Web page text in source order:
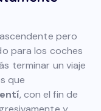
pero
para los coches
terminar un viaje
que
, con el fin de